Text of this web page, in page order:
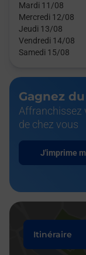
Mardi 11/08
Mercredi 12/08
Jeudi 13/08
Vendredi 14/08
Samedi 15/08
Gagnez
Affranchissez
de chez vous
J'imprime
Itinéraire